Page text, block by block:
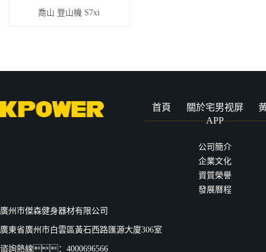
喬山 登山機 S7xi
首頁
關於宅男视屏
APP
公司簡介
企業文化
資質榮譽
發展曆程
廣州市傑森健身器材有限公司
廣東省廣州市白雲區黃石西路匯源大廈306室
谘詢熱線：4000696566